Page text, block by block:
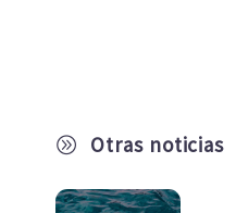
A Otras noticias